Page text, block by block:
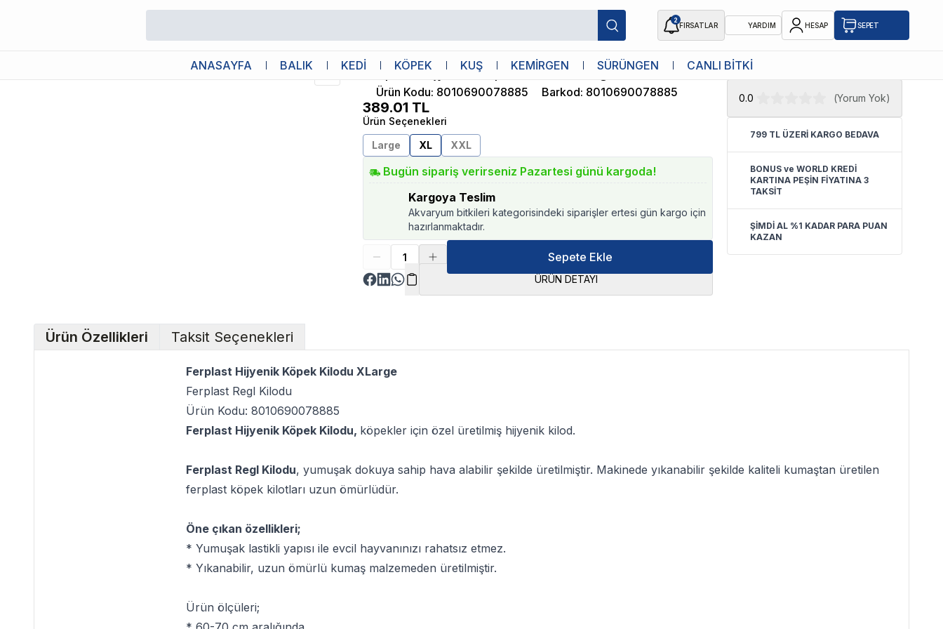
2
FIRSATLAR YARDIM HESAP SEPET
ANASAYFA BALIK KEDİ KÖPEK KUŞ KEMİRGEN SÜRÜNGEN CANLI BİTKİ
Ferplast
Ferplast Hijyenik Köpek Kilodu XLarge
Ürün Kodu: 8010690078885 Barkod: 8010690078885
389.01 TL
Ürün Seçenekleri
Large
XL XXL
Bugün sipariş verirseniz Pazartesi günü kargoda!
Kargoya Teslim
Akvaryum bitkileri kategorisindeki siparişler ertesi gün kargo için
hazırlanmaktadır.
Sepete Ekle
ÜRÜN DETAYI
★ Atakan Petshop,
satıcısıdır.
0.0 (Yorum Yok)
799 TL ÜZERİ KARGO BEDAVA
BONUS ve WORLD KREDİ
KARTINA PEŞİN FİYATINA 3
TAKSİT
ŞİMDİ AL %1 KADAR PARA PUAN
KAZAN
Ürün Özellikleri Taksit Seçenekleri
Ferplast Hijyenik Köpek Kilodu XLarge
Ferplast Regl Kilodu
Ürün Kodu: 8010690078885
Ferplast Hijyenik Köpek Kilodu, köpekler için özel üretilmiş hijyenik kilod.
Ferplast Regl Kilodu, yumuşak dokuya sahip hava alabilir şekilde üretilmiştir. Makinede yıkanabilir şekilde kaliteli kumaştan üretilen
ferplast köpek kilotları uzun ömürlüdür.
Öne çıkan özellikleri;
* Yumuşak lastikli yapısı ile evcil hayvanınızı rahatsız etmez.
* Yıkanabilir, uzun ömürlü kumaş malzemeden üretilmiştir.
Ürün ölçüleri;